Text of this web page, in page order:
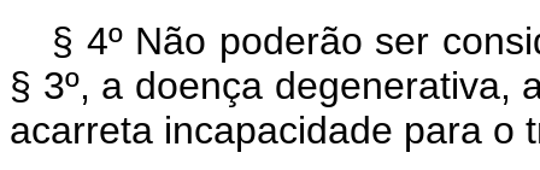
§ 4º Não poderão ser
§ 3º, a doença degenerativa,
acarreta incapacidade para o